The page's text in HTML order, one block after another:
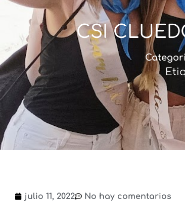
CSI
julio 11, 2022 No hay comentarios